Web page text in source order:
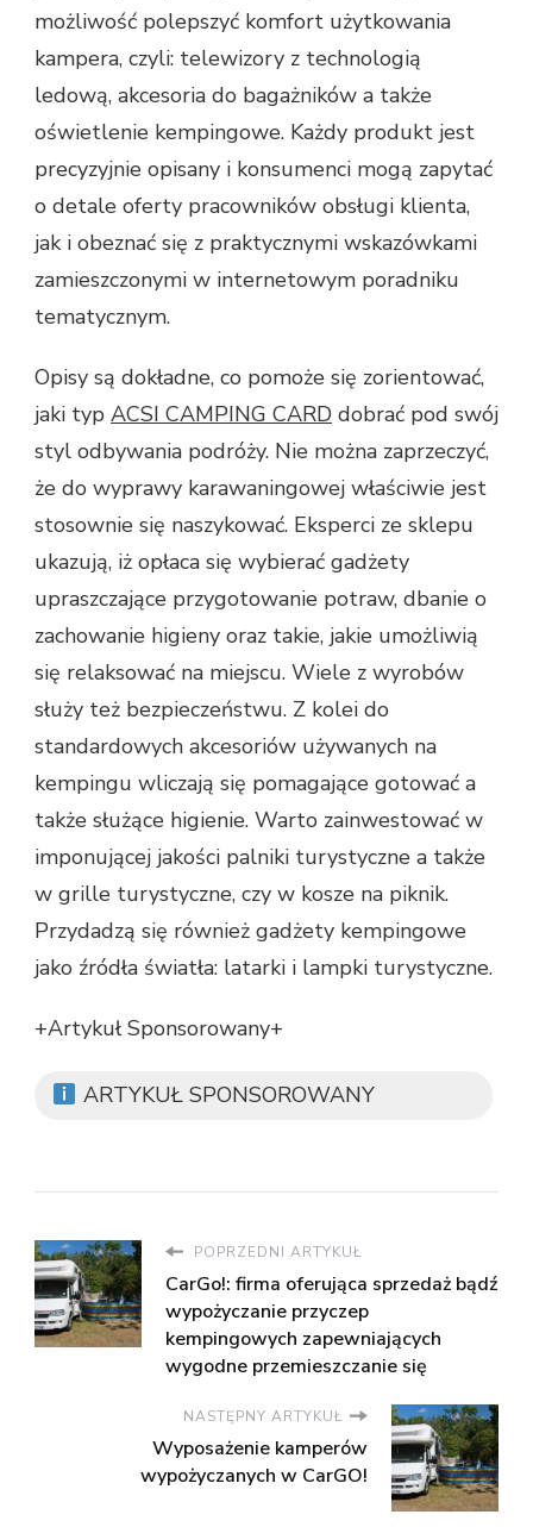
możliwość polepszyć komfort użytkowania
kampera, czyli: telewizory z technologią
ledową, akcesoria do bagażników a także
oświetlenie kempingowe. Każdy produkt jest
precyzyjnie opisany i konsumenci mogą zapytać
o detale oferty pracowników obsługi klienta,
jak i obeznać się z praktycznymi wskazówkami
zamieszczonymi w internetowym poradniku
tematycznym.
Opisy są dokładne, co pomoże się zorientować,
jaki typ ACSI CAMPING CARD dobrać pod swój
styl odbywania podróży. Nie można zaprzeczyć,
że do wyprawy karawaningowej właściwie jest
stosownie się naszykować. Eksperci ze sklepu
ukazują, iż opłaca się wybierać gadżety
upraszczające przygotowanie potraw, dbanie o
zachowanie higieny oraz takie, jakie umożliwią
się relaksować na miejscu. Wiele z wyrobów
służy też bezpieczeństwu. Z kolei do
standardowych akcesoriów używanych na
kempingu wliczają się pomagające gotować a
także służące higienie. Warto zainwestować w
imponującej jakości palniki turystyczne a także
w grille turystyczne, czy w kosze na piknik.
Przydadzą się również gadżety kempingowe
jako źródła światła: latarki i lampki turystyczne.
+Artykuł Sponsorowany+
ARTYKUŁ SPONSOROWANY
POPRZEDNI ARTYKUŁ
CarGo!: firma oferująca sprzedaż bądź
wypożyczanie przyczep
kempingowych zapewniających
wygodne przemieszczanie się
NASTĘPNY ARTYKUŁ
Wyposażenie kamperów
wypożyczanych w CarGO!